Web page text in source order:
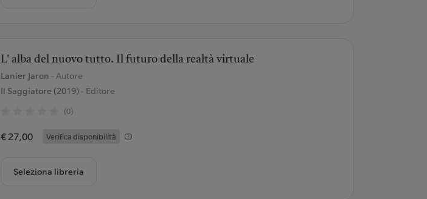
L' alba del nuovo tutto. Il futuro della realtà virtuale
Lanier Jaron - Autore
Il Saggiatore (2019)- Editore
(0)
€ 27,00 Verifica disponibilità
Seleziona libreria